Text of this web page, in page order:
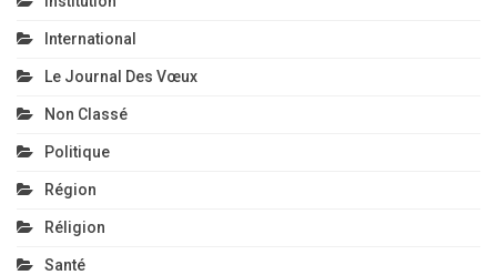
International
Le Journal Des Vœux
Non Classé
Politique
Région
Réligion
Santé